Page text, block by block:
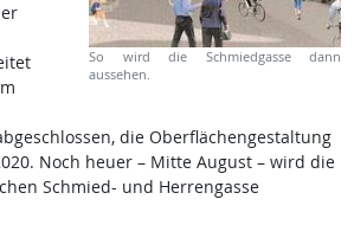
So wird die Schmiedgasse dann
aussehen.
die Oberflächengestaltung
Noch heuer – Mitte August – wird die
Schmied- und Herrengasse